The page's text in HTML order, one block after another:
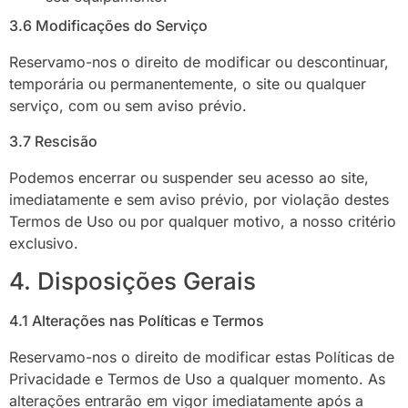
3.6 Modificações do Serviço
Reservamo-nos o direito de modificar ou descontinuar,
temporária ou permanentemente, o site ou qualquer
serviço, com ou sem aviso prévio.
3.7 Rescisão
Podemos encerrar ou suspender seu acesso ao site,
imediatamente e sem aviso prévio, por violação destes
Termos de Uso ou por qualquer motivo, a nosso critério
exclusivo.
4. Disposições Gerais
4.1 Alterações nas Políticas e Termos
Reservamo-nos o direito de modificar estas Políticas de
Privacidade e Termos de Uso a qualquer momento. As
alterações entrarão em vigor imediatamente após a